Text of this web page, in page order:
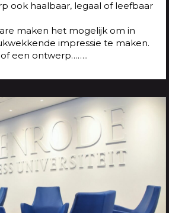
ook haalbaar, legaal of leefbaar
maken het mogelijk om in
impressie te maken.
een ontwerp……..